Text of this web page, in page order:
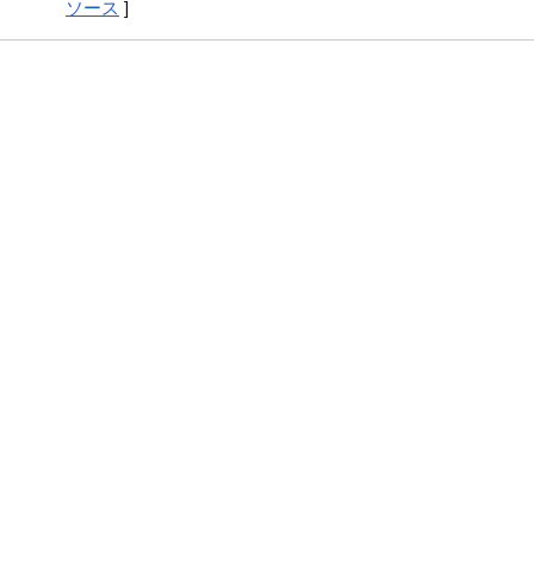
ソース ]